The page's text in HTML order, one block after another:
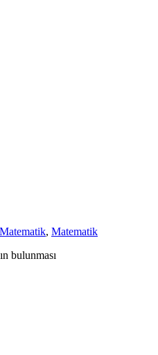
Matematik, Matematik
bulunması